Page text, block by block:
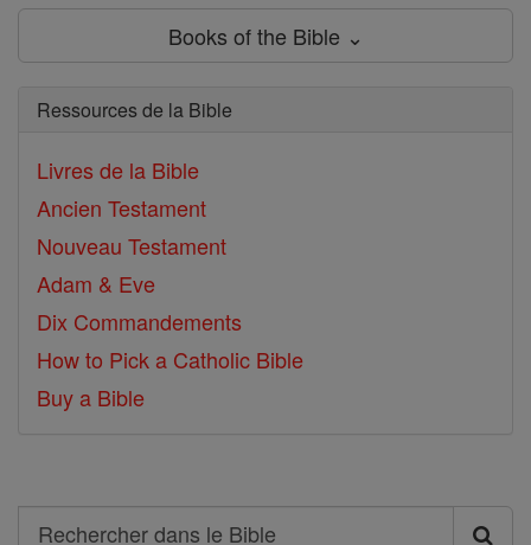
Books of the Bible ⌄
Ressources de la Bible
Livres de la Bible
Ancien Testament
Nouveau Testament
Adam & Eve
Dix Commandements
How to Pick a Catholic Bible
Buy a Bible
Search